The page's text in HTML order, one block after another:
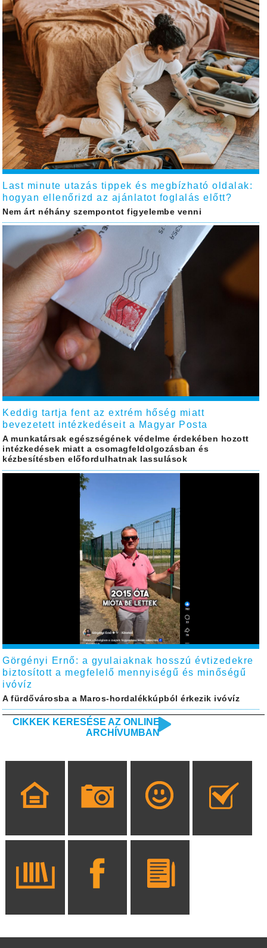
Last minute utazás tippek és megbízható oldalak:
hogyan ellenőrizd az ajánlatot foglalás előtt?
Nem árt néhány szempontot figyelembe venni
Keddig tartja fent az extrém hőség miatt
bevezetett intézkedéseit a Magyar Posta
A munkatársak egészségének védelme érdekében hozott
intézkedések miatt a csomagfeldolgozásban és
kézbesítésben előfordulhatnak lassulások
Görgényi Ernő: a gyulaiaknak hosszú évtizedekre
biztosított a megfelelő mennyiségű és minőségű
ivóvíz
A fürdővárosba a Maros-hordalékkúpból érkezik ivóvíz
CIKKEK KERESÉSE AZ ONLINE
ARCHÍVUMBAN